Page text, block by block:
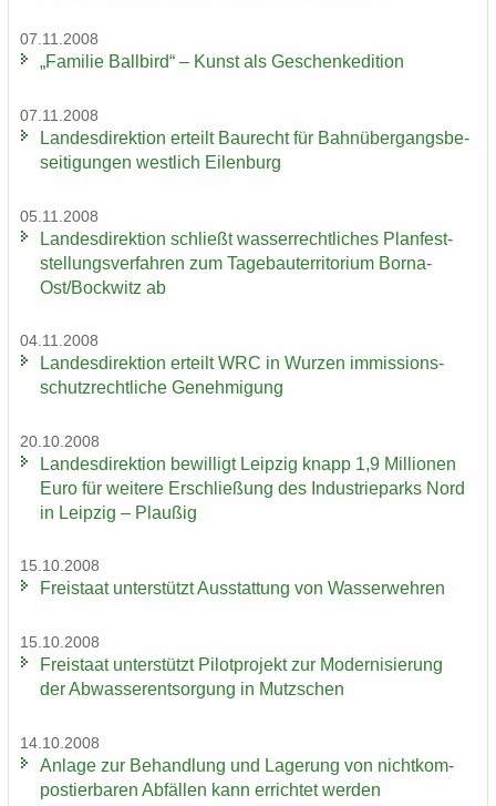
07.11.2008
„Fa­mi­lie Ball­bird“ – Kunst als Ge­schen­ke­di­ti­on
07.11.2008
Lan­des­di­rek­ti­on er­teilt Bau­recht für Bahn­über­gangs­be­
sei­ti­gun­gen west­lich Ei­len­burg
05.11.2008
Lan­des­di­rek­ti­on schließt was­ser­recht­li­ches Plan­fest­
stel­lungs­ver­fah­ren zum Ta­ge­bau­ter­ri­to­ri­um Borna-​
Ost/Bock­witz ab
04.11.2008
Lan­des­di­rek­ti­on er­teilt WRC in Wur­zen im­mis­si­ons­
schutz­recht­li­che Ge­neh­mi­gung
20.10.2008
Lan­des­di­rek­ti­on be­wil­ligt Leip­zig knapp 1,9 Mil­lio­nen
Euro für wei­te­re Er­schlie­ßung des In­dus­trie­parks Nord
in Leip­zig – Plau­ßig
15.10.2008
Frei­staat un­ter­stützt Aus­stat­tung von Was­ser­weh­ren
15.10.2008
Frei­staat un­ter­stützt Pi­lot­pro­jekt zur Mo­der­ni­sie­rung
der Ab­was­ser­ent­sor­gung in Mutz­schen
14.10.2008
An­la­ge zur Be­hand­lung und La­ge­rung von nicht­kom­
pos­tier­ba­ren Ab­fäl­len kann er­rich­tet wer­den